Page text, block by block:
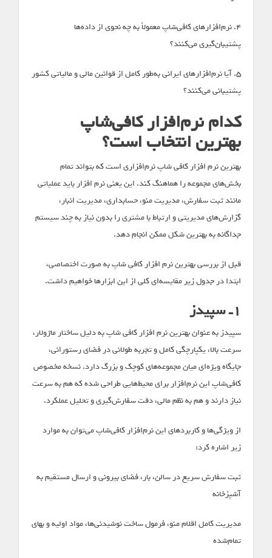
۴. نرم‌افزارهای کافی‌شاپ معمولاً به چه نحوی از داده‌ها
پشتیبان‌گیری می‌کنند؟
۵. آیا نرم‌افزارهای ایرانی به‌طور کامل از قوانین مالی و مالیاتی کشور
پشتیبانی می‌کنند؟
کدام نرم‌افزار کافی‌شاپ
بهترین انتخاب است؟
بهترین نرم ‌افزار کافی ‌شاپ نرم‌افزاری است که بتواند تمام
بخش‌های مجموعه را هماهنگ کند. این یعنی نرم افزار باید عملیاتی
مانند ثبت سفارش، مدیریت منو، حسابداری، مدیریت انبار،
گزارش‌های مدیریتی و ارتباط با مشتری را بدون نیاز به چند سیستم
جداگانه به بهترین شکل ممکن انجام دهد.
قبل از بررسی بهترین نرم ‌افزار کافی ‌شاپ به صورت اختصاصی،
ابتدا در جدول زیر مقایسه‌ای کلی از این ابزارها خواهیم داشت.
۱ـ سپیدز
سپیدز به عنوان بهترین نرم ‌افزار کافی ‌شاپ به دلیل ساختار ماژولار،
سرعت بالا، یکپارچگی کامل و تجربه طولانی در فضای رستورانی،
جایگاه ویژه‌ای میان مجموعه‌های کوچک و بزرگ دارد. نسخه مخصوص
کافی‌شاپ این نرم‌افزار برای محیط‌هایی طراحی شده که هم به سرعت
نیاز دارند و هم به نظم مالی، دقت سفارش‌گیری و تحلیل عملکرد.
از ویژگی‌ها و کاربردهای این نرم‌افزار کافی‌شاپ می‌توان به موارد
زیر اشاره کرد:
ثبت سفارش سریع در سالن، بار، فضای بیرونی و ارسال مستقیم به
آشپزخانه
مدیریت کامل اقلام منو، فرمول ساخت نوشیدنی‌ها، مواد اولیه و بهای
تمام‌شده